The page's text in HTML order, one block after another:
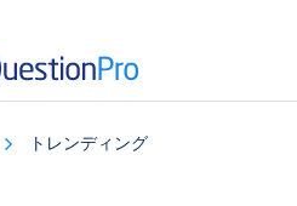
トレンディング